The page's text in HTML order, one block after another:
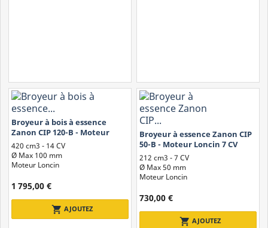
Broyeur à bois à essence
Zanon CIP 120-B - Moteur
Loncin 14 CV
420 cm3 - 14 CV
Ø Max 100 mm
Moteur Loncin
1 795,00 €
shopping_cart AJOUTEZ
Broyeur à essence Zanon CIP
50-B - Moteur Loncin 7 CV
212 cm3 - 7 CV
Ø Max 50 mm
Moteur Loncin
730,00 €
shopping_cart AJOUTEZ